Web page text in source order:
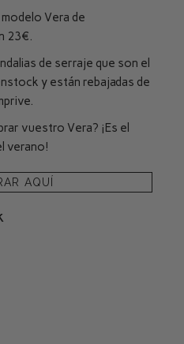
Vera de
23€.
de serraje que son el
y están rebajadas de
.
vuestro Vera? ¡Es el
verano!
AQUÍ